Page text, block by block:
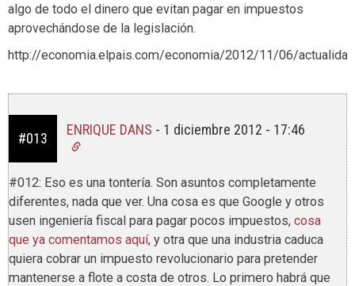
algo de todo el dinero que evitan pagar en impuestos
aprovechándose de la legislación.
http://economia.elpais.com/economia/2012/11/06/
#013
ENRIQUE DANS - 1 diciembre 2012 - 17:46
#012: Eso es una tontería. Son asuntos completamente
diferentes, nada que ver. Una cosa es que Google y otros
usen ingeniería fiscal para pagar pocos impuestos, cosa
que ya comentamos aquí, y otra que una industria caduca
quiera cobrar un impuesto revolucionario para pretender
mantenerse a flote a costa de otros. Lo primero habrá que